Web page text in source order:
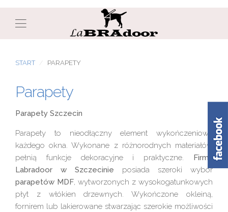
START PARAPETY
Parapety
Parapety Szczecin
Parapety to nieodłączny element wykończeniowy
każdego okna. Wykonane z różnorodnych materiałów
pełnią funkcje dekoracyjne i praktyczne.
Firma
Labradoor w Szczecinie posiada szeroki wybór
parapetów MDF, wytworzonych z wysokogatunkowych
płyt z włókien drzewnych. Wykończone okleiną,
fornirem lub lakierowane stwarzając szerokie możliwości